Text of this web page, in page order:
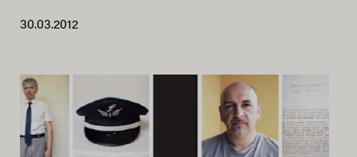
30.03.2012